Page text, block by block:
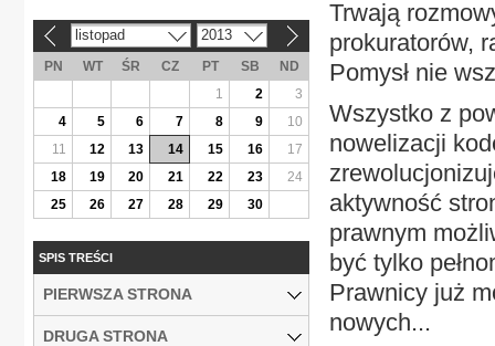
Trwają
prokuratorów,
Pomysł nie
Wszystko z
nowelizacji
aktywność
prawnym
być tylko
Prawnicy już
nowych...
listopad 2013
PN WT ŚR CZ PT SB
ND
1
2
3
4
5 6 7 8 9
10
11
12 13 14 15 16
17
18
19 20 21 22 23
24
25
26 27 28 29 30
SPIS TREŚCI
PIERWSZA STRONA
DRUGA STRONA